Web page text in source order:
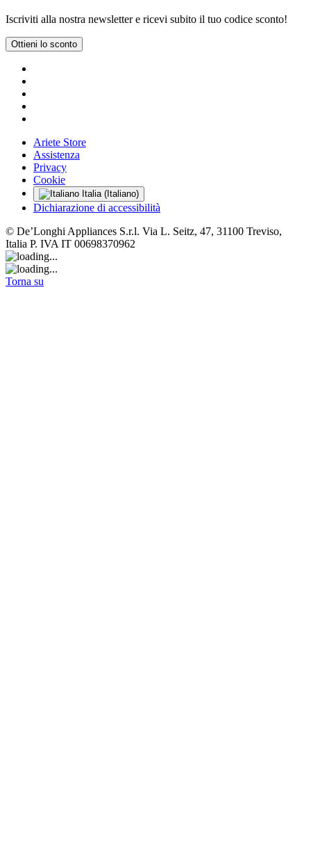
Iscriviti alla nostra newsletter e ricevi subito il tuo codice sconto!
Ottieni lo sconto
Ariete Store
Assistenza
Privacy
Cookie
Italia (Italiano)
Dichiarazione di accessibilità
© De’Longhi Appliances S.r.l. Via L. Seitz, 47, 31100 Treviso,
Italia P. IVA IT 00698370962
Torna su